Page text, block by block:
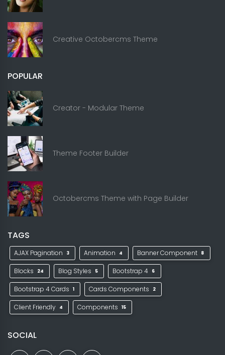
Creative Octobercms Theme
POPULAR
Creator - Modular Theme
Theme Footer Builder
Octobercms Theme with Page Builder
TAGS
AJAX Pagination 3 Animation 4 Banner Component 8
Blocks 24 Blog Styles 5 Bootstrap 4 6
Bootstrap 4 Cards 1 Cards Components 2
Client Friendly 4 Components 15
SOCIAL